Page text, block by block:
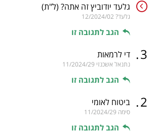
גלעד יודוביץ זה אתה? (ל"ת)
גלעד? 12/2024/02
הגב לתגובה זו
3
. די לרמאות
נתנאל אשכנזי 11/2024/29
הגב לתגובה זו
2
. ביטוח לאומי
סימה 11/2024/29
הגב לתגובה זו